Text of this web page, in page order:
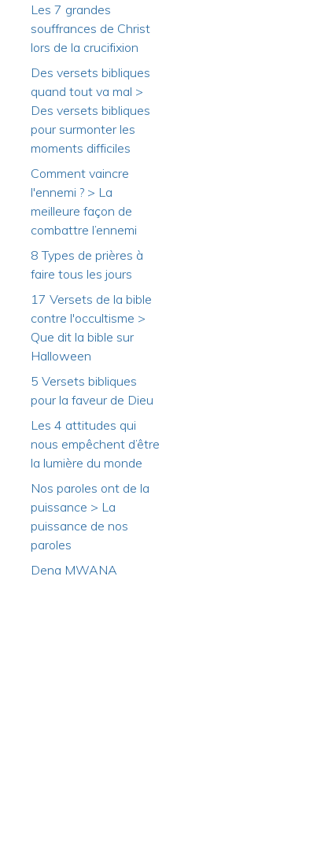
Les 7 grandes
souffrances de Christ
lors de la crucifixion
Des versets bibliques
quand tout va mal >
Des versets bibliques
pour surmonter les
moments difficiles
Comment vaincre
l'ennemi ? > La
meilleure façon de
combattre l’ennemi
8 Types de prières à
faire tous les jours
17 Versets de la bible
contre l'occultisme >
Que dit la bible sur
Halloween
5 Versets bibliques
pour la faveur de Dieu
Les 4 attitudes qui
nous empêchent d’être
la lumière du monde
Nos paroles ont de la
puissance > La
puissance de nos
paroles
Dena MWANA